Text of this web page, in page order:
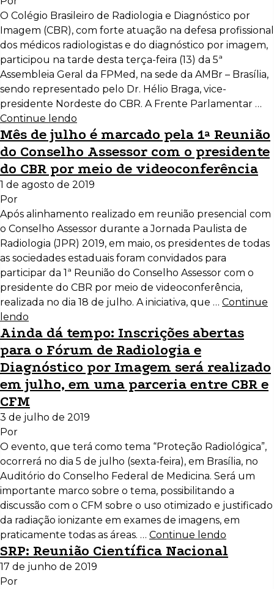
O Colégio Brasileiro de Radiologia e Diagnóstico por
Imagem (CBR), com forte atuação na defesa profissional
dos médicos radiologistas e do diagnóstico por imagem,
participou na tarde desta terça-feira (13) da 5ª
Assembleia Geral da FPMed, na sede da AMBr – Brasília,
sendo representado pelo Dr. Hélio Braga, vice-
presidente Nordeste do CBR. A Frente Parlamentar …
Continue lendo
Mês de julho é marcado pela 1ª Reunião
do Conselho Assessor com o presidente
do CBR por meio de videoconferência
1 de agosto de 2019
Por
Após alinhamento realizado em reunião presencial com
o Conselho Assessor durante a Jornada Paulista de
Radiologia (JPR) 2019, em maio, os presidentes de todas
as sociedades estaduais foram convidados para
participar da 1ª Reunião do Conselho Assessor com o
presidente do CBR por meio de videoconferência,
realizada no dia 18 de julho. A iniciativa, que … Continue
lendo
Ainda dá tempo: Inscrições abertas
para o Fórum de Radiologia e
Diagnóstico por Imagem será realizado
em julho, em uma parceria entre CBR e
CFM
3 de julho de 2019
Por
O evento, que terá como tema “Proteção Radiológica”,
ocorrerá no dia 5 de julho (sexta-feira), em Brasília, no
Auditório do Conselho Federal de Medicina. Será um
importante marco sobre o tema, possibilitando a
discussão com o CFM sobre o uso otimizado e justificado
da radiação ionizante em exames de imagens, em
praticamente todas as áreas. … Continue lendo
SRP: Reunião Científica Nacional
17 de junho de 2019
Por